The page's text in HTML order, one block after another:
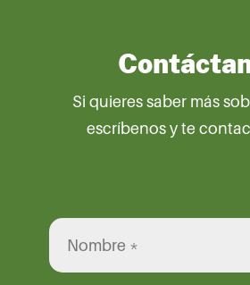
Si quieres saber más
escríbenos y te
Por favor, deja este